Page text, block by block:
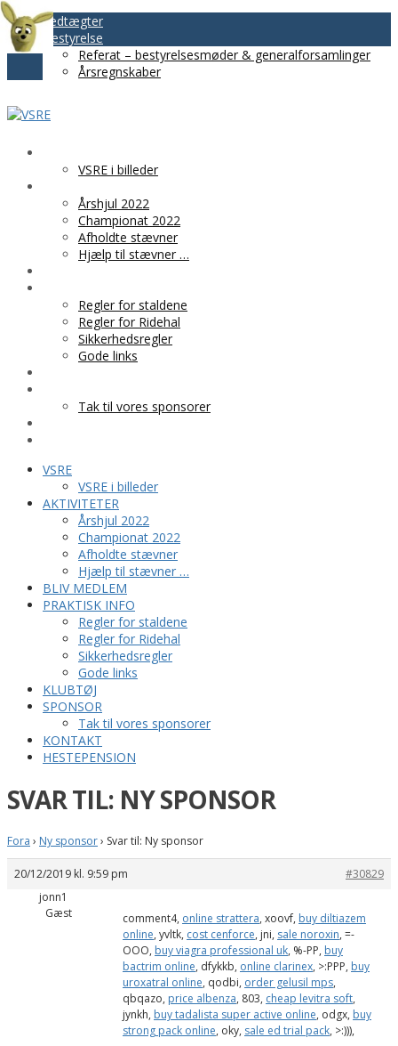
Vedtægter
Bestyrelse
Referat – bestyrelsesmøder & generalforsamlinger
Årsregnskaber
VSRE i billeder
Årshjul 2022
Championat 2022
Afholdte stævner
Hjælp til stævner …
Regler for staldene
Regler for Ridehal
Sikkerhedsregler
Gode links
Tak til vores sponsorer
VSRE
VSRE i billeder
AKTIVITETER
Årshjul 2022
Championat 2022
Afholdte stævner
Hjælp til stævner …
BLIV MEDLEM
PRAKTISK INFO
Regler for staldene
Regler for Ridehal
Sikkerhedsregler
Gode links
KLUBTØJ
SPONSOR
Tak til vores sponsorer
KONTAKT
HESTEPENSION
SVAR TIL: NY SPONSOR
Fora › Ny sponsor› Svar til: Ny sponsor
20/12/2019 kl. 9:59 pm
#30829
jonn1
Gæst
comment4, online strattera, xoovf, buy diltiazem
online, yvltk, cost cenforce, jni, sale noroxin, =-
OOO, buy viagra professional uk, %-PP, buy
bactrim online, dfykkb, online clarinex, >:PPP, buy
uroxatral online, qodbi, order gelusil mps,
qbqazo, price albenza, 803, cheap levitra soft,
jynkh, buy tadalista super active online, odgx, buy
strong pack online, oky, sale ed trial pack, >:))),